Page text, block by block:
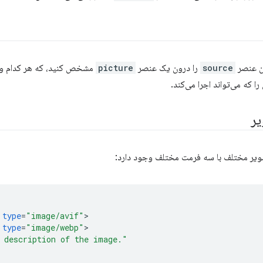
عنصر source را درون یک عنصر picture مشخص کنید، که هر کدام
که می‌تواند اجرا می‌کند.
مختلف با سه فرمت مختلف وجود دارد:
type="image/avif"
type="image/webp"
description of the image."